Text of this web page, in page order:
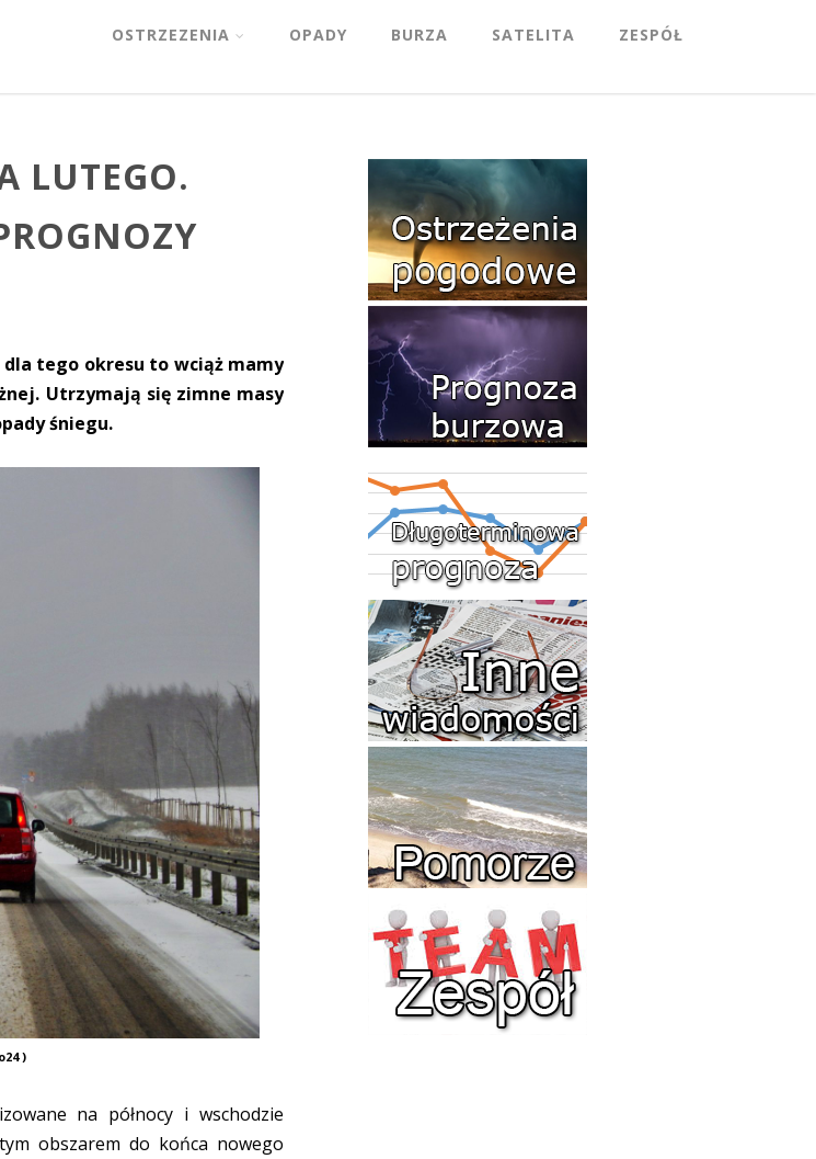
OSTRZEZENIA OPADY BURZA SATELITA ZESPÓŁ
LUTEGO.
tego okresu to wciąż mamy
Utrzymają się zimne masy
śniegu.
)
na północy i wschodzie
obszarem do końca nowego